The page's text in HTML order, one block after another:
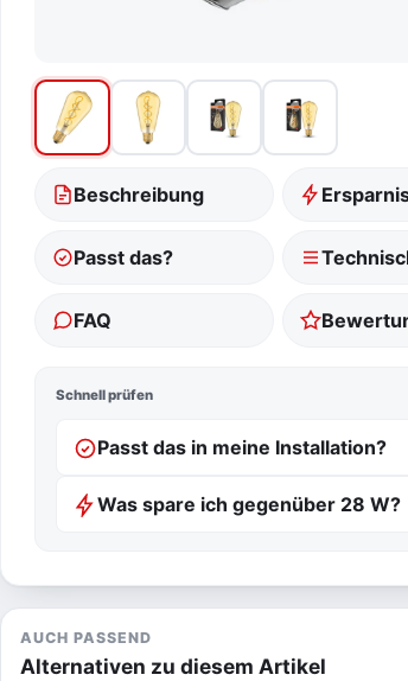
Beschreibung
Passt das?
FAQ
Schnell prüfen
Passt das in meine Installation?
Was spare ich gegenüber 28 W?
AUCH PASSEND
Alternativen zu diesem Artikel